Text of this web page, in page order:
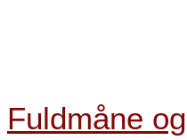
Fuldmåne